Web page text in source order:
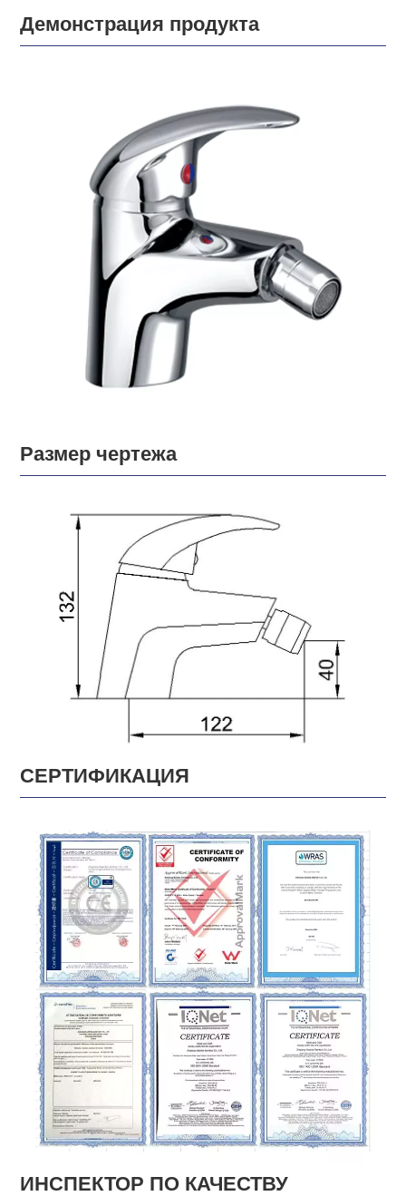
Демонстрация продукта
Размер чертежа
СЕРТИФИКАЦИЯ
ИНСПЕКТОР ПО КАЧЕСТВУ